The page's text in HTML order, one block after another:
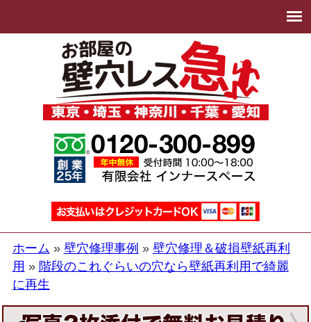
ホーム 壁穴修理事例
壁穴修理＆破損壁紙再利
用
階段のこれぐらいの穴なら壁紙再利用で綺麗
に再生